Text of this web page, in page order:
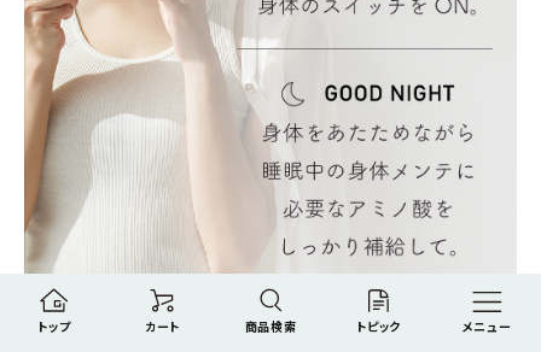
トップ カート 商品検索 トピック メニュー